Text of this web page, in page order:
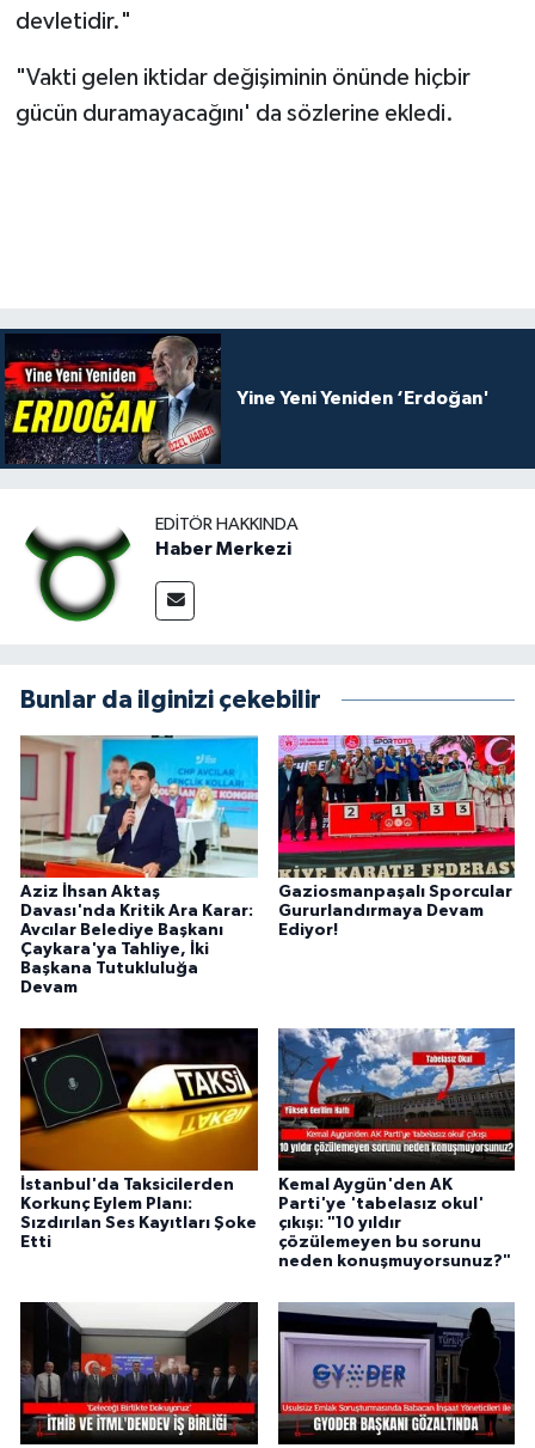
devletidir."
"Vakti gelen iktidar değişiminin önünde hiçbir
gücün duramayacağını' da sözlerine ekledi.
Yine Yeni Yeniden ‘Erdoğan'
EDITÖR HAKKINDA
Haber Merkezi
Bunlar da ilginizi çekebilir
Aziz İhsan Aktaş
Davası'nda Kritik Ara Karar:
Avcılar Belediye Başkanı
Çaykara'ya Tahliye, İki
Başkana Tutukluluğa
Devam
Gaziosmanpaşalı Sporcular
Gururlandırmaya Devam
Ediyor!
İstanbul'da Taksicilerden
Korkunç Eylem Planı:
Sızdırılan Ses Kayıtları Şoke
Etti
Kemal Aygün'den AK
Parti'ye 'tabelasız okul'
çıkışı: "10 yıldır
çözülemeyen bu sorunu
neden konuşmuyorsunuz?"